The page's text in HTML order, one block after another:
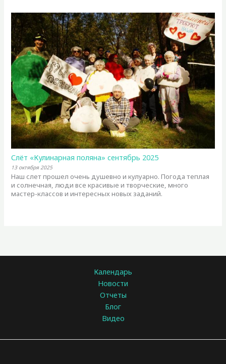
Слёт «Кулинарная поляна» сентябрь 2025
13 октября 2025
Наш слет прошел очень душевно и кулуарно. Погода теплая
и солнечная, люди все красивые и творческие, много
мастер-классов и интересных новых заданий.
Календарь
Новости
Отчеты
Блог
Видео